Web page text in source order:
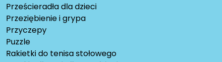
Prześcieradła dla dzieci
Przeziębienie i grypa
Przyczepy
Puzzle
Rakietki do tenisa stołowego